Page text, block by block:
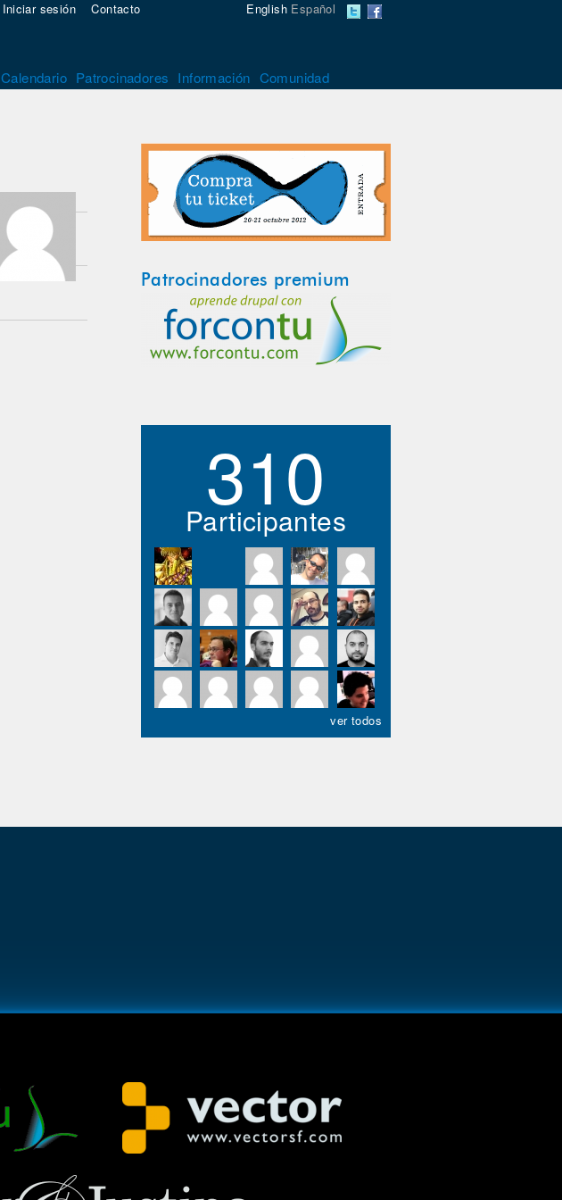
English Español
Iniciar sesión Contacto
Calendario Patrocinadores Información Comunidad
Patrocinadores premium
310
Participantes
ver todos